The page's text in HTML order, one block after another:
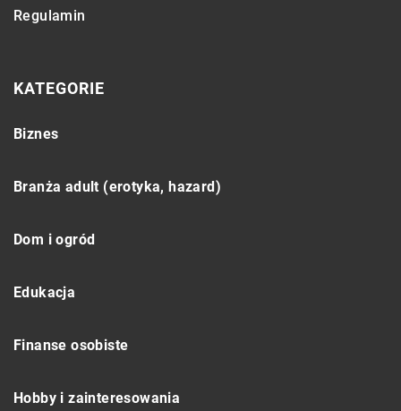
Regulamin
KATEGORIE
Biznes
Branża adult (erotyka, hazard)
Dom i ogród
Edukacja
Finanse osobiste
Hobby i zainteresowania